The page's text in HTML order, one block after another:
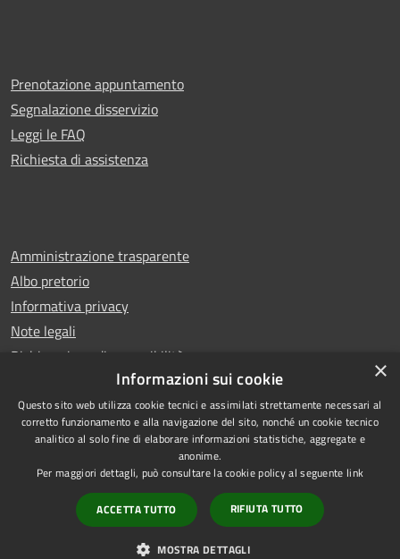
Prenotazione appuntamento
Segnalazione disservizio
Leggi le FAQ
Richiesta di assistenza
Amministrazione trasparente
Albo pretorio
Informativa privacy
Note legali
Dichiarazione di accessibilità
RSS
Accessibilità
Copyright © 2026 • Comune di
Castello di Cisterna • Powered
byMunicipium•
redazione
×
Informazioni sui cookie
Questo sito web utilizza cookie tecnici e assimilati strettamente necessari al
corretto funzionamento e alla navigazione del sito, nonché un cookie tecnico
analitico al solo fine di elaborare informazioni statistiche, aggregate e
anonime.
Per maggiori dettagli, può consultare la cookie policy al seguente link
ACCETTA TUTTO RIFIUTA TUTTO
MOSTRA DETTAGLI